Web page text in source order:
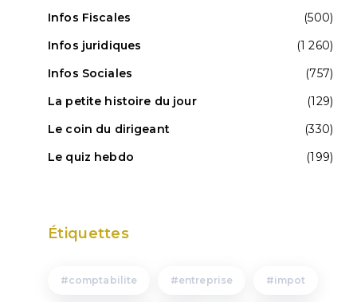
Infos Fiscales
(500)
Infos juridiques
(1 260)
Infos Sociales
(757)
La petite histoire du jour
(129)
Le coin du dirigeant
(330)
Le quiz hebdo
(199)
Étiquettes
comptabilite entreprise impot